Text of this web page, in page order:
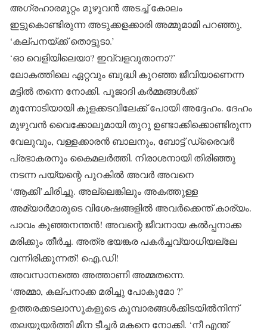
അഗ്രഹാരമുറ്റം മുഴുവന്‍ അടച്ച് കോലം
ഇട്ടുകൊണ്ടിരുന്ന അടുക്കളക്കാരി അമ്മുമാമി പറഞ്ഞു,
‘കല്പനയ്ക്ക് തൊട്ടുടാ.’
‘ഓ വെളിയിലെയാ? ഇവ്വളവുതാനാ?’
ലോകത്തിലെ ഏറ്റവും ബുദ്ധി കുറഞ്ഞ ജീവിയാണെന്ന
മട്ടില്‍ തന്നെ നോക്കി. പൂജാദി കര്‍മ്മങ്ങള്‍ക്ക്
മുന്നോടിയായി കുളക്കടവിലേക്ക് പോയി അദ്ദേഹം. ദേഹം
മുഴുവന്‍ വൈക്കോലുമായി തുറു ഉണ്ടാക്കിക്കൊണ്ടിരുന്ന
വേലുവും, വള്ളക്കാരന്‍ ബാലനും, ബോട്ട് ഡ്രൈവര്‍
പ്രഭാകരനും കൈമലര്‍ത്തി. നിരാശനായി തിരിഞ്ഞു
നടന്ന പയ്യന്റെ പുറകില്‍ അവര്‍ അവനെ
‘ആക്കി’ചിരിച്ചു. അല്ലെങ്കിലും അകത്തുള്ള
അമ്യാര്‍മാരുടെ വിശേഷങ്ങളില്‍ അവര്‍ക്കെന്ത് കാര്യം.
പാവം കുഞ്ഞനന്തന്‍! അവന്റെ ജീവനായ കല്‍പ്പനാക്ക
മരിക്കും തീര്‍ച്ച. അത്ര ഭയങ്കര പകര്‍ച്ചവ്യാധിയല്ലേ
വന്നിരിക്കുന്നത്! ഐ.ഡി!
അവസാനത്തെ അത്താണി അമ്മതന്നെ.
‘അമ്മാ, കല്പനാക്ക മരിച്ചു പോകുമോ ?’
ഉത്തരക്കടലാസുകളുടെ കൂമ്പാരങ്ങള്‍ക്കിടയില്‍നിന്ന്
തലയുയര്‍ത്തി മീന ടീച്ചര്‍ മകനെ നോക്കി. ‘നീ എന്ത്